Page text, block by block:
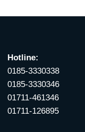
Hotline:
0185-3330338
0185-3330346
01711-461346
01711-126895